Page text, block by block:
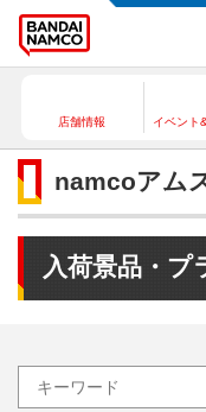
店舗情報 イベント
namcoアム
入荷景品・プ